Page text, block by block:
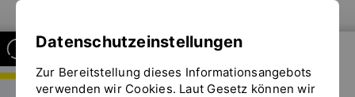
FAKULTÄT ARCHITEKTUR
Datenschutzeinstellungen
Zur Bereitstellung dieses Informationsangebots
verwenden wir Cookies. Laut Gesetz können wir